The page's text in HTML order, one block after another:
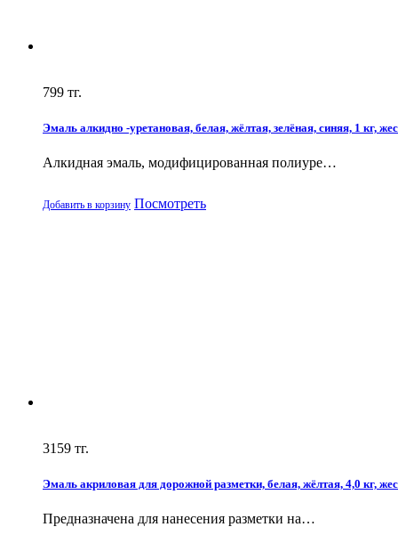
799 тг.
Эмаль алкидно -уретановая, белая, жёлтая, зелёная, синяя, 1 кг,
Алкидная эмаль, модифицированная полиуре…
Добавить в корзину Посмотреть
3159 тг.
Эмаль акриловая для дорожной разметки, белая, жёлтая, 4,0 кг,
Предназначена для нанесения разметки на…